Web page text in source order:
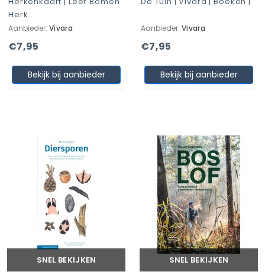
Herk
Aanbieder: Vivara
€7,95
Bekijk bij aanbieder
Aanbieder: Vivara
€7,95
Bekijk bij aanbieder
SNEL BEKIJKEN SNEL BEKIJKEN